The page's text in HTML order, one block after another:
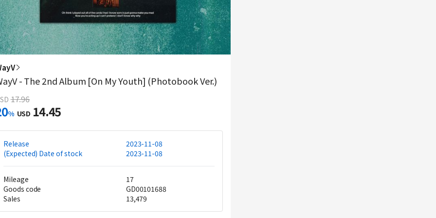
- The 2nd Album [On My Youth] (Photobook Ver.)
17.96
% USD 14.45
Release
2023-11-08
(Expected) Date of stock
2023-11-08
Mileage
17
Goods code
GD00101688
Sales
13,479